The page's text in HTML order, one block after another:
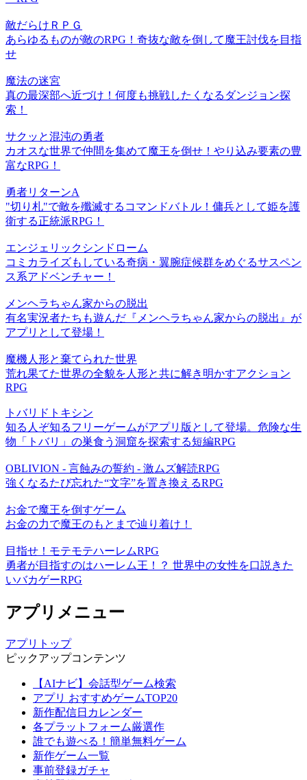
敵だらけＲＰＧ
あらゆるものが敵のRPG！奇抜な敵を倒して魔王討伐を目指
せ
魔法の迷宮
真の最深部へ近づけ！何度も挑戦したくなるダンジョン探
索！
サクッと混沌の勇者
カオスな世界で仲間を集めて魔王を倒せ！やり込み要素の豊
富なRPG！
勇者リターンA
"切り札"で敵を殲滅するコマンドバトル！傭兵として姫を護
衛する正統派RPG！
エンジェリックシンドローム
コミカライズもしている奇病・翼腕症候群をめぐるサスペン
ス系アドベンチャー！
メンヘラちゃん家からの脱出
有名実況者たちも遊んだ『メンヘラちゃん家からの脱出』が
アプリとして登場！
魔機人形と棄てられた世界
荒れ果てた世界の全貌を人形と共に解き明かすアクション
RPG
トバリドトキシン
知る人ぞ知るフリーゲームがアプリ版として登場。危険な生
物「トバリ」の巣食う洞窟を探索する短編RPG
OBLIVION - 言蝕みの誓約 - 激ムズ解読RPG
強くなるたび忘れた“文字”を置き換えるRPG
お金で魔王を倒すゲーム
お金の力で魔王のもとまで辿り着け！
目指せ！モテモテハーレムRPG
勇者が目指すのはハーレム王！？ 世界中の女性を口説きた
いバカゲーRPG
アプリメニュー
アプリトップ
ピックアップコンテンツ
【AIナビ】会話型ゲーム検索
アプリ おすすめゲームTOP20
新作配信日カレンダー
各プラットフォーム厳選作
誰でも遊べる！簡単無料ゲーム
新作ゲーム一覧
事前登録ガチャ